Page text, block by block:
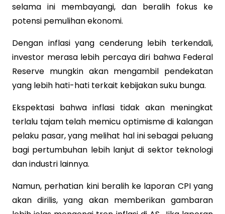
selama ini membayangi, dan beralih fokus ke
potensi pemulihan ekonomi.
Dengan inflasi yang cenderung lebih terkendali,
investor merasa lebih percaya diri bahwa Federal
Reserve mungkin akan mengambil pendekatan
yang lebih hati-hati terkait kebijakan suku bunga.
Ekspektasi bahwa inflasi tidak akan meningkat
terlalu tajam telah memicu optimisme di kalangan
pelaku pasar, yang melihat hal ini sebagai peluang
bagi pertumbuhan lebih lanjut di sektor teknologi
dan industri lainnya.
Namun, perhatian kini beralih ke laporan CPI yang
akan dirilis, yang akan memberikan gambaran